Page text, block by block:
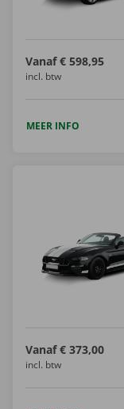
Vanaf € 598,95
incl. btw
MEER INFO
Vanaf € 373,00
incl. btw